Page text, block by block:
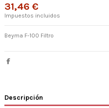
31,46 €
Impuestos incluidos
Beyma F-100 Filtro
Descripción